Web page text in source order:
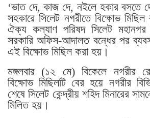
‘ভাত দে, কাজ দে, নইলে হকার বসতে
সহকারে সিলেট নগরীতে বিক্ষোভ
ঐক্য কল্যাণ পরিষদ সিলেট
সরকারি অফিস-আদালত বন্ধের পর
এই বিক্ষোভ মিছিল করা হয়।
মঙ্গলবার (১২ মে) বিকেলে নগরীর
বিক্ষোভ মিছিলটি বের হয়ে নগরীর
শেষে সিলেট কেন্দ্রীয় শহিদ মিনারের
মিলিত হয়।